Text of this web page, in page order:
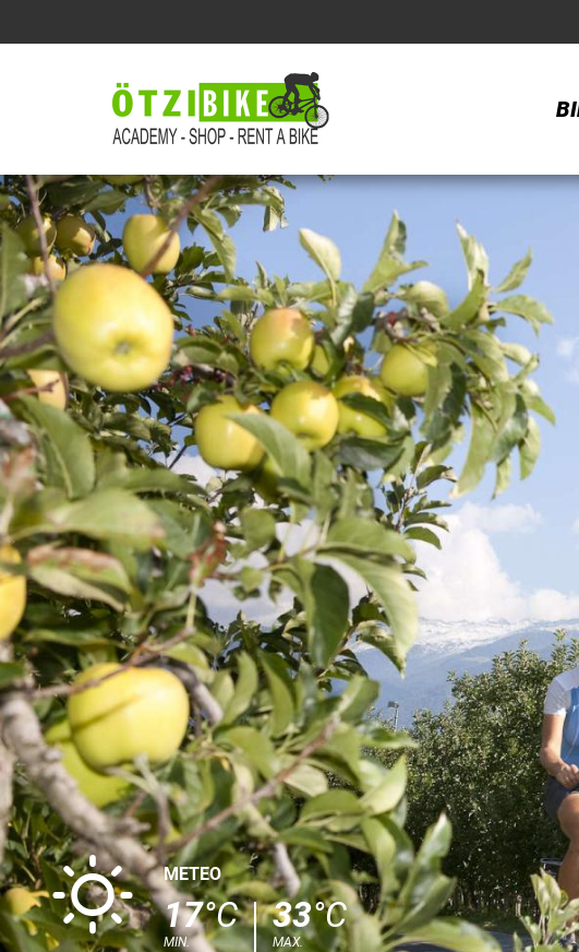
B METEO
17°C
MIN.
33°C
MAX.